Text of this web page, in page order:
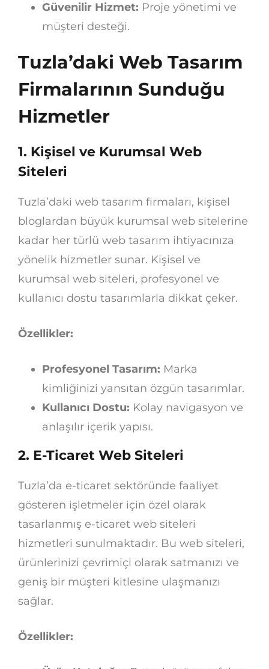
Güvenilir Hizmet: Proje yönetimi ve
müşteri desteği.
Tuzla’daki Web Tasarım
Firmalarının Sunduğu
Hizmetler
1. Kişisel ve Kurumsal Web
Siteleri
Tuzla’daki web tasarım firmaları, kişisel
bloglardan büyük kurumsal web sitelerine
kadar her türlü web tasarım ihtiyacınıza
yönelik hizmetler sunar. Kişisel ve
kurumsal web siteleri, profesyonel ve
kullanıcı dostu tasarımlarla dikkat çeker.
Özellikler:
Profesyonel Tasarım: Marka
kimliğinizi yansıtan özgün tasarımlar.
Kullanıcı Dostu: Kolay navigasyon ve
anlaşılır içerik yapısı.
2. E-Ticaret Web Siteleri
Tuzla’da e-ticaret sektöründe faaliyet
gösteren işletmeler için özel olarak
tasarlanmış e-ticaret web siteleri
hizmetleri sunulmaktadır. Bu web siteleri,
ürünlerinizi çevrimiçi olarak satmanızı ve
geniş bir müşteri kitlesine ulaşmanızı
sağlar.
Özellikler: